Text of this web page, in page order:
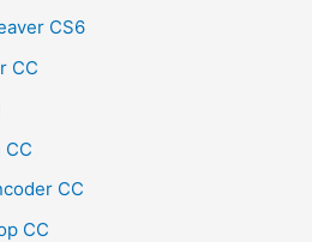
CS6
CC
CC
CC
CC